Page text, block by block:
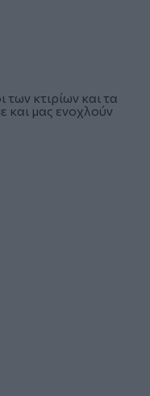
κτιρίων και τα
και μας ενοχλούν